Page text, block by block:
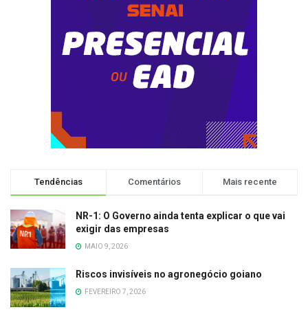
Tendências Comentários Mais recente
NR-1: O Governo ainda tenta explicar o que vai
exigir das empresas
MAIO 9, 2026
Riscos invisíveis no agronegócio goiano
FEVEREIRO 7, 2026